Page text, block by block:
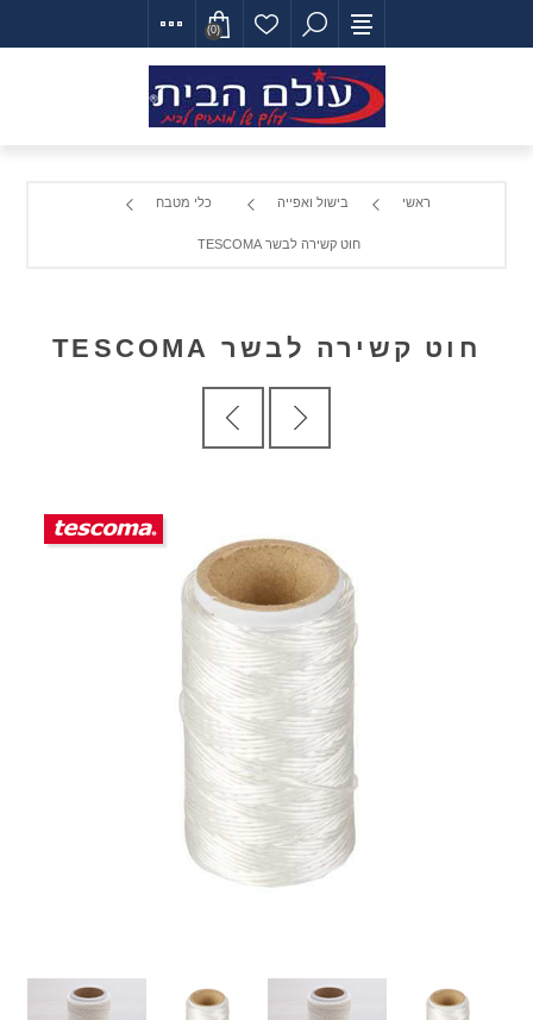
(0)
ראשי בישול ואפייה כלי מטבח
חוט קשירה לבשר TESCOMA
חוט קשירה לבשר TESCOMA